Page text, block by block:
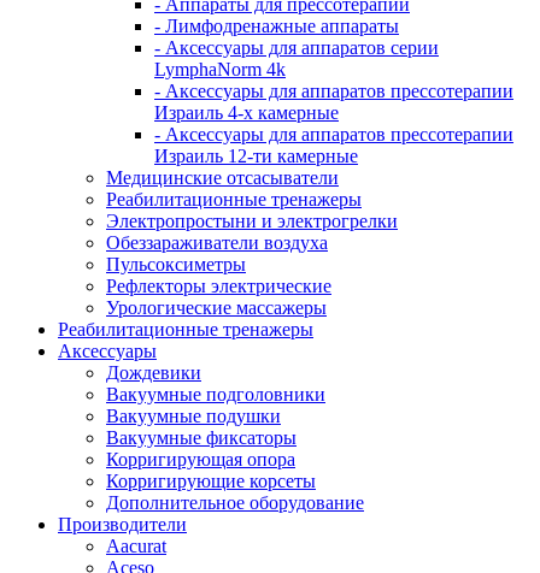
- Аппараты для прессотерапии
- Лимфодренажные аппараты
- Аксессуары для аппаратов серии
LymphaNorm 4k
- Аксессуары для аппаратов прессотерапии
Израиль 4-х камерные
- Аксессуары для аппаратов прессотерапии
Израиль 12-ти камерные
Медицинские отсасыватели
Реабилитационные тренажеры
Электропростыни и электрогрелки
Обеззараживатели воздуха
Пульсоксиметры
Рефлекторы электрические
Урологические массажеры
Реабилитационные тренажеры
Аксессуары
Дождевики
Вакуумные подголовники
Вакуумные подушки
Вакуумные фиксаторы
Корригирующая опора
Корригирующие корсеты
Дополнительное оборудование
Производители
Aacurat
Aceso